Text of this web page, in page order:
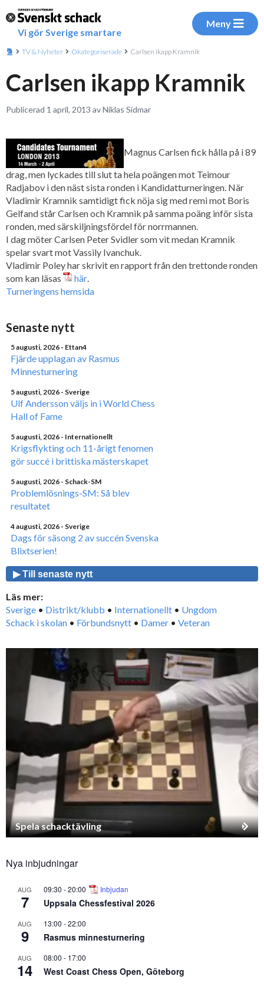
Vi gör Sverige smartare
Meny
TV & Nyheter Okategoriserade Carlsen ikapp Kramnik
Carlsen ikapp Kramnik
Publicerad 1 april, 2013 av Niklas Sidmar
Magnus Carlsen fick hålla på i 89
drag, men lyckades till slut ta hela poängen mot Teimour
Radjabov i den näst sista ronden i Kandidatturneringen. När
Vladimir Kramnik samtidigt fick nöja sig med remi mot Boris
Gelfand står Carlsen och Kramnik på samma poäng inför sista
ronden, med särskiljningsfördel för norrmannen.
I dag möter Carlsen Peter Svidler som vit medan Kramnik
spelar svart mot Vassily Ivanchuk.
Vladimir Poley har skrivit en rapport från den trettonde ronden
som kan läsas
här.
Turneringens hemsida
Senaste nytt
5 augusti, 2026 - Ettan4
Fjärde upplagan av Rasmus
Minnesturnering
5 augusti, 2026 - Sverige
Ulf Andersson väljs in i World Chess
Hall of Fame
5 augusti, 2026 - Internationellt
Krigsflykting och 11-årigt fenomen
gör succé i brittiska mästerskapet
5 augusti, 2026 - Schack-SM
Problemlösnings-SM: Så blev
resultatet
4 augusti, 2026 - Sverige
Dags för säsong 2 av succén Svenska
Blixtserien!
▶ Till senaste nytt
Läs mer:
Sverige • Distrikt/klubb • Internationellt • Ungdom
Schack i skolan • Förbundsnytt • Damer • Veteran
Spela schacktävling
Nya inbjudningar
AUG
7
09:30 -20:00 Inbjudan
Uppsala Chessfestival 2026
AUG
9
13:00 -22:00
Rasmus minnesturnering
AUG
14
08:00 - 17:00
West Coast Chess Open, Göteborg